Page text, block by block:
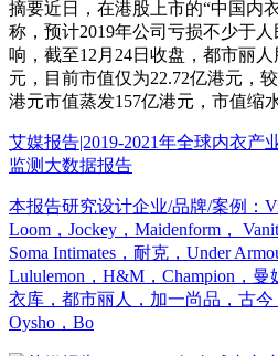
摘要近日，在港股上市的“中国内
称，预计2019年公司亏损不少于
响，截至12月24日收盘，都市丽人
元，目前市值仅为22.72亿港元，
港元市值蒸发157亿港元，市值缩水
艾媒报告|2019-2021年全球内衣产
监测大数据报告
本报告研究设计企业/品牌/案例：
Loom，Jockey，Maidenform，
Soma Intimates，耐克，Under
Lululemon，H&M，Champion，
衣库，都市丽人，加一尚品，古今
Oysho，Bo